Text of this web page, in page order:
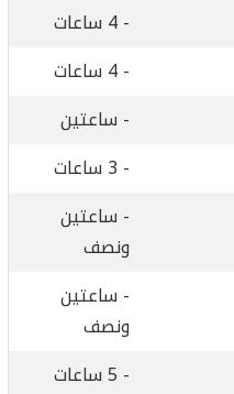
- 4 ساعات
- 4 ساعات
- ساعتين
- 3 ساعات
- ساعتين
ونصف
- ساعتين
ونصف
- 5 ساعات